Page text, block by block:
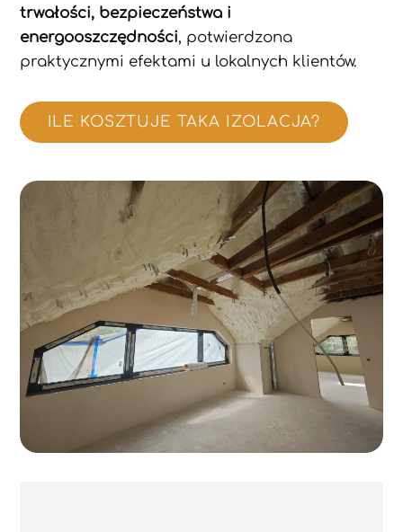
trwałości, bezpieczeństwa i
energooszczędności, potwierdzona
praktycznymi efektami u lokalnych klientów.
ILE KOSZTUJE TAKA IZOLACJA?